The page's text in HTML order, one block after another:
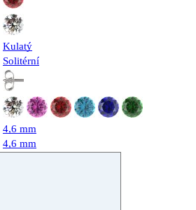
Kulatý
Solitérní
4,6 mm
4,6 mm